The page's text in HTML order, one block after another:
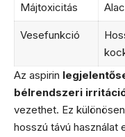
Májtoxicitás
Vesefunkció
Az aspirin
bélrendszeri
vezethet. Ez
hosszú távú használat